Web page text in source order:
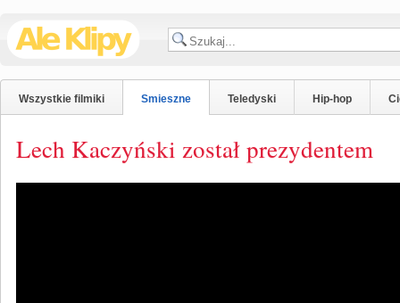
Wszystkie filmiki Smieszne Teledyski Hip-hop
Lech Kaczyński został prezydentem